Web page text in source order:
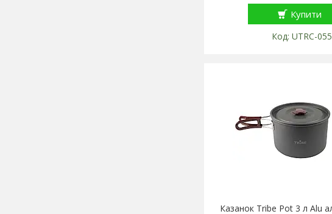
Купити
UTRC-055
Казанок Tribe Pot 3 л Alu